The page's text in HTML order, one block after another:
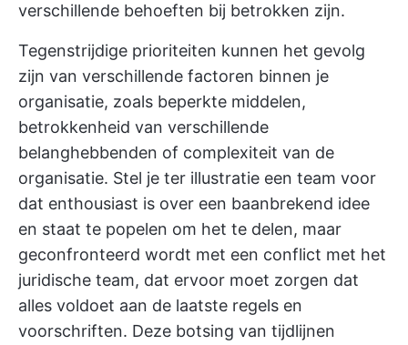
verschillende behoeften bij betrokken zijn.
Tegenstrijdige prioriteiten kunnen het gevolg
zijn van verschillende factoren binnen je
organisatie, zoals beperkte middelen,
betrokkenheid van verschillende
belanghebbenden of complexiteit van de
organisatie. Stel je ter illustratie een team voor
dat enthousiast is over een baanbrekend idee
en staat te popelen om het te delen, maar
geconfronteerd wordt met een conflict met het
juridische team, dat ervoor moet zorgen dat
alles voldoet aan de laatste regels en
voorschriften. Deze botsing van tijdlijnen